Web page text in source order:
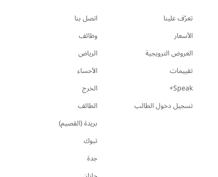
تعرّف علينا
الأسعار
العروض الترويجية
تقييمات
Speak+
تسجيل دخول الطالب
اتصل بنا
وظائف
الرياض
الأحساء
الخرج
الطائف
بريدة (القصيم)
تبوك
جدة